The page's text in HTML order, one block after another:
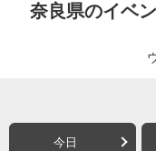
奈良県のイベ
今日